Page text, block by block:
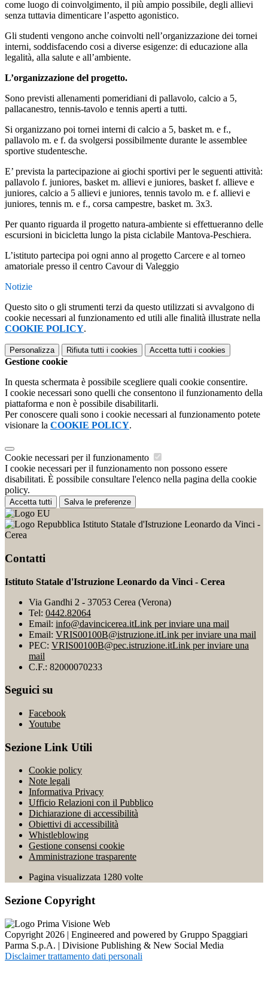
come luogo di coinvolgimento, il più ampio possibile, degli allievi
senza tuttavia dimenticare l’aspetto agonistico.
Gli studenti vengono anche coinvolti nell’organizzazione dei tornei
interni, soddisfacendo cosi a diverse esigenze: di educazione alla
legalità, alla salute e all’ambiente.
L’organizzazione del progetto.
Sono previsti allenamenti pomeridiani di pallavolo, calcio a 5,
pallacanestro, tennis-tavolo e tennis aperti a tutti.
Si organizzano poi tornei interni di calcio a 5, basket m. e f.,
pallavolo m. e f. da svolgersi possibilmente durante le assemblee
sportive studentesche.
E’ prevista la partecipazione ai giochi sportivi per le seguenti attività:
pallavolo f. juniores, basket m. allievi e juniores, basket f. allieve e
juniores, calcio a 5 allievi e juniores, tennis tavolo m. e f. allievi e
juniores, tennis m. e f., corsa campestre, basket m. 3x3.
Per quanto riguarda il progetto natura-ambiente si effettueranno delle
escursioni in bicicletta lungo la pista ciclabile Mantova-Peschiera.
L’istituto partecipa poi ogni anno al progetto Carcere e al torneo
amatoriale presso il centro Cavour di Valeggio
Notizie
Questo sito o gli strumenti terzi da questo utilizzati si avvalgono di
cookie necessari al funzionamento ed utili alle finalità illustrate nella
COOKIE POLICY.
Personalizza Rifiuta tutti i cookies Accetta tutti i cookies
Gestione cookie
In questa schermata è possibile scegliere quali cookie consentire.
I cookie necessari sono quelli che consentono il funzionamento della
piattaforma e non è possibile disabilitarli.
Per conoscere quali sono i cookie necessari al funzionamento potete
visionare la COOKIE POLICY.
Cookie necessari per il funzionamento
I cookie necessari per il funzionamento non possono essere
disabilitati. È possibile consultare l'elenco nella pagina della cookie
policy.
Accetta tutti Salva le preferenze
Istituto Statale d'Istruzione Leonardo da Vinci -
Cerea
Contatti
Istituto Statale d'Istruzione Leonardo da Vinci - Cerea
Via Gandhi 2 - 37053 Cerea (Verona)
Tel: 0442.82064
Email: info@davincicerea.itLink per inviare una mail
Email: VRIS00100B@istruzione.itLink per inviare una mail
PEC: VRIS00100B@pec.istruzione.itLink per inviare una
mail
C.F.: 82000070233
Seguici su
Facebook
Youtube
Sezione Link Utili
Cookie policy
Note legali
Informativa Privacy
Ufficio Relazioni con il Pubblico
Dichiarazione di accessibilità
Obiettivi di accessibilità
Whistleblowing
Gestione consensi cookie
Amministrazione trasparente
Pagina visualizzata 1280 volte
Sezione Copyright
Copyright 2026 | Engineered and powered by Gruppo Spaggiari
Parma S.p.A. | Divisione Publishing & New Social Media
Disclaimer trattamento dati personali